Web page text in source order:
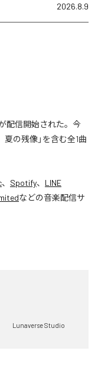
2026.8.9
配信開始された。今
の残像」を含む全1曲
、 Spotify、 LINE
などの音楽配信サ
Lunaverse Studio